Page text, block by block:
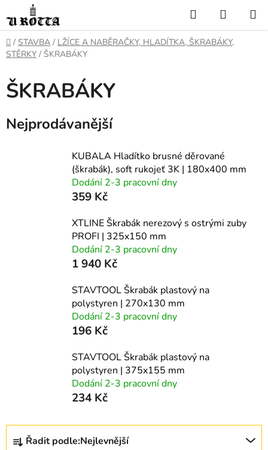
na
obsah
Hledat
KOŠÍK
DOMŮ
/ STAVBA / LŽÍCE A NABĚRAČKY, HLADÍTKA, ŠKRABÁKY,
STĚRKY / ŠKRABÁKY
ŠKRABÁKY
Nejprodávanější
KUBALA Hladítko brusné děrované
(škrabák), soft rukojeť 3K | 180x400 mm
Dodání 2-3 pracovní dny
359 Kč
XTLINE Škrabák nerezový s ostrými zuby
PROFI | 325x150 mm
Dodání 2-3 pracovní dny
1 940 Kč
STAVTOOL Škrabák plastový na
polystyren | 270x130 mm
Dodání 2-3 pracovní dny
196 Kč
STAVTOOL Škrabák plastový na
polystyren | 375x155 mm
Dodání 2-3 pracovní dny
234 Kč
Ř
Řadit podle:Nejlevnější